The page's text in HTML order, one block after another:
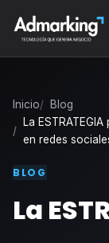
Inicio
Blog
La
en redes
BLOG
La